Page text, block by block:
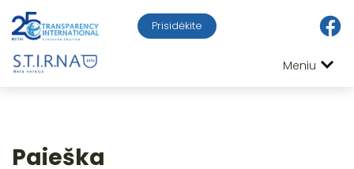
Prisidėkite
Meniu
Paieška